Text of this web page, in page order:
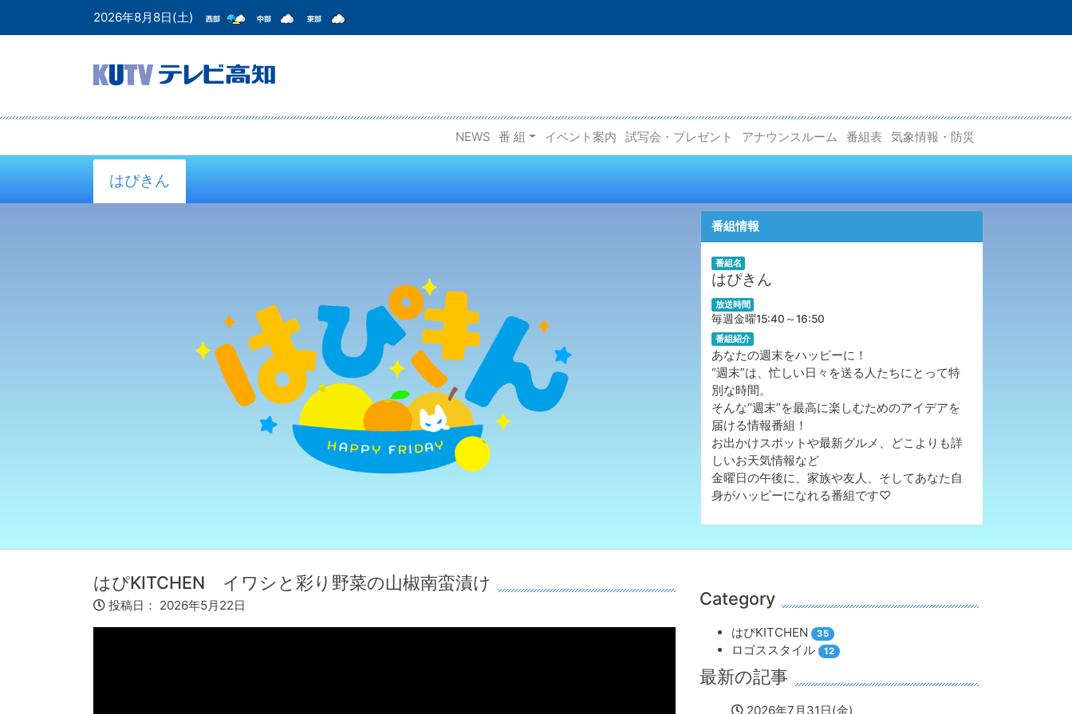
2026年8月8日(土)
NEWS 番 組 イベント案内 試写会・プレゼント アナウンスルーム 番組表 気象情報・防災
はぴきん
番組情報
番組名
はぴきん
放送時間
毎週金曜15:40～16:50
番組紹介
あなたの週末をハッピーに！
“週末”は、忙しい日々を送る人たちにとって特
別な時間。
そんな“週末”を最高に楽しむためのアイデアを
届ける情報番組！
お出かけスポットや最新グルメ、どこよりも詳
しいお天気情報など
金曜日の午後に、家族や友人、そしてあなた自
身がハッピーになれる番組です♡
はぴKITCHEN イワシと彩り野菜の山椒南蛮漬け
投稿日： 2026年5月22日 Category
はぴKITCHEN 35
ロゴススタイル 12
最新の記事
2026年7月31日(金)